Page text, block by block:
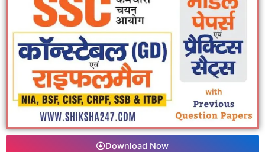
Download Now